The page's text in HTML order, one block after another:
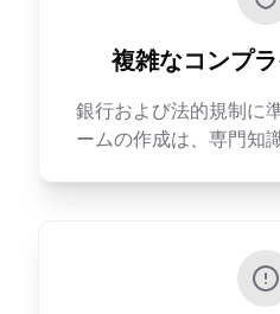
複雑なコンプ
銀行および法的規制に
ームの作成は、専門知